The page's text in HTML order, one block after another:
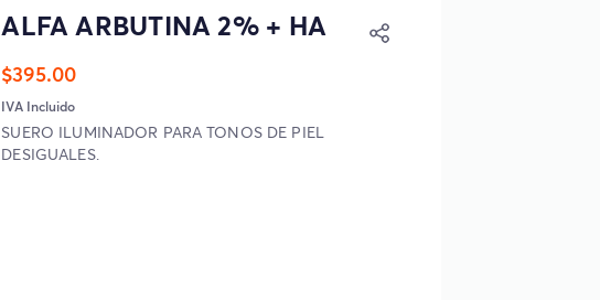
ALFA ARBUTINA 2% + HA
$395.00
IVA Incluido
SUERO ILUMINADOR PARA TONOS DE PIEL
DESIGUALES.